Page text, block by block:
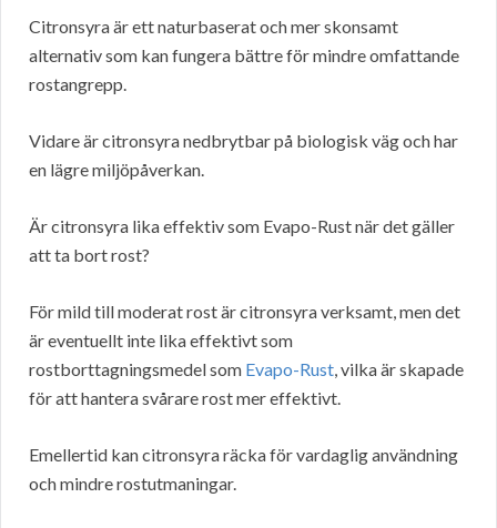
Citronsyra är ett naturbaserat och mer skonsamt
alternativ som kan fungera bättre för mindre omfattande
rostangrepp.
Vidare är citronsyra nedbrytbar på biologisk väg och har
en lägre miljöpåverkan.
Är citronsyra lika effektiv som Evapo-Rust när det gäller
att ta bort rost?
För mild till moderat rost är citronsyra verksamt, men det
är eventuellt inte lika effektivt som
rostborttagningsmedel som Evapo-Rust, vilka är skapade
för att hantera svårare rost mer effektivt.
Emellertid kan citronsyra räcka för vardaglig användning
och mindre rostutmaningar.